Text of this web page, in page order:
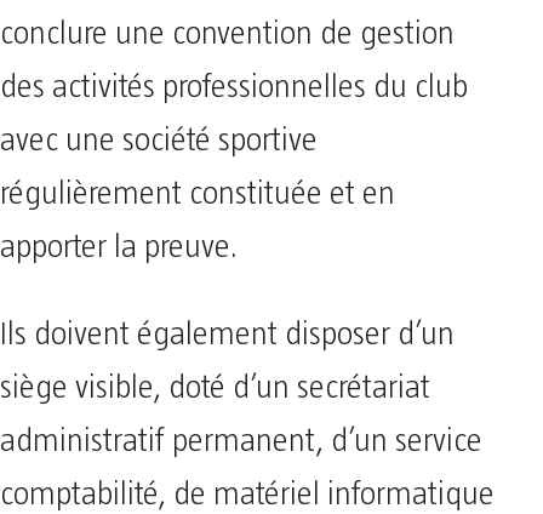
conclure une convention de gestion
des activités professionnelles du club
avec une société sportive
régulièrement constituée et en
apporter la preuve.
Ils doivent également disposer d’un
siège visible, doté d’un secrétariat
administratif permanent, d’un service
comptabilité, de matériel informatique